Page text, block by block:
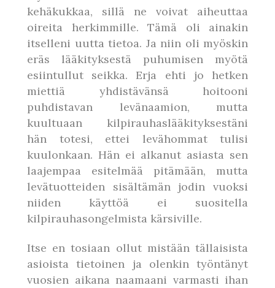
kehäkukkaa, sillä ne voivat aiheuttaa
oireita herkimmille. Tämä oli ainakin
itselleni uutta tietoa. Ja niin oli myöskin
eräs lääkityksestä puhumisen myötä
esiintullut seikka. Erja ehti jo hetken
miettiä yhdistävänsä hoitooni
puhdistavan levänaamion, mutta
kuultuaan kilpirauhaslääkityksestäni
hän totesi, ettei levähommat tulisi
kuulonkaan. Hän ei alkanut asiasta sen
laajempaa esitelmää pitämään, mutta
levätuotteiden sisältämän jodin vuoksi
niiden käyttöä ei suositella
kilpirauhasongelmista kärsiville.
Itse en tosiaan ollut mistään tällaisista
asioista tietoinen ja olenkin työntänyt
vuosien aikana naamaani varmasti ihan